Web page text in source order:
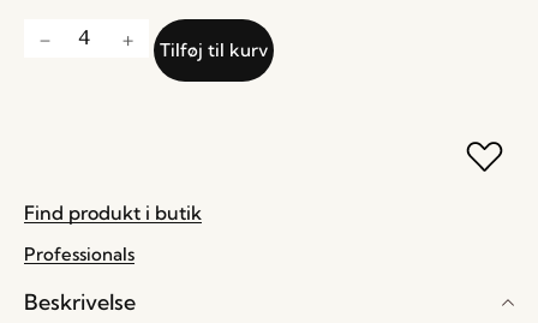
Tilføj til kurv
Find produkt i butik
Professionals
Beskrivelse